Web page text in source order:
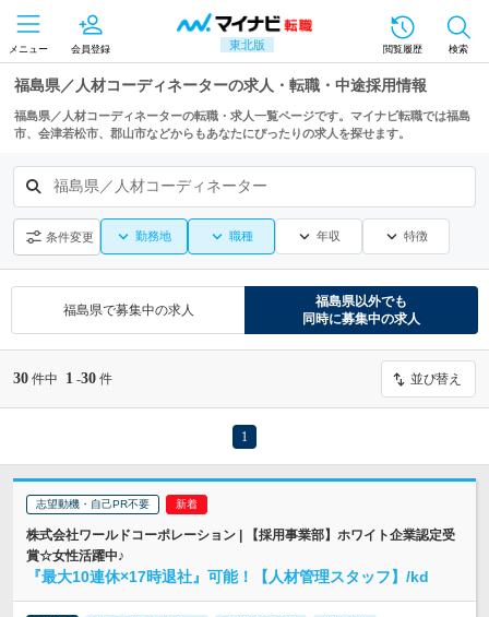
東北版
メニュー 会員登録 閲覧履歴 検索
福島県／人材コーディネーターの求人・転職・中途採用情報
福島県／人材コーディネーターの転職・求人一覧ページです。マイナビ転職では福島
市、会津若松市、郡山市などからもあなたにぴったりの求人を探せます。
福島県／人材コーディネーター
条件変更 勤務地 職種 年収 特徴
福島県で募集中の求人
福島県以外でも
同時に募集中の求人
30 件中 1 -30 件 並び替え
1
志望動機・自己PR不要
株式会社ワールドコーポレーション | 【採用事業部】ホワイト企業認定受
賞☆女性活躍中♪
『最大10連休×17時退社』可能！【人材管理スタッフ】/kd